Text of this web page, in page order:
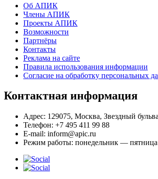
Об АПИК
Члены АПИК
Проекты АПИК
Возможности
Партнёры
Контакты
Реклама на сайте
Правила использования информации
Согласие на обработку персональных
Контактная информация
Адрес: 129075, Москва, Звездный
Телефон: +7 495 411 99 88
E-mail: inform@apic.ru
Режим работы: понедельник — пятница